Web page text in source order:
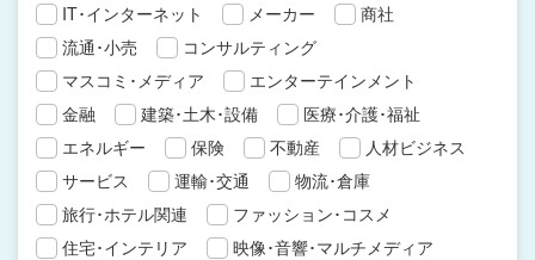
IT･インターネット
メーカー
商社
流通･小売
コンサルティング
マスコミ･メディア
エンターテインメント
金融
建築･土木･設備
医療･介護･福祉
エネルギー
保険 不動産
人材ビジネス
サービス
運輸･交通
物流･倉庫
旅行･ホテル関連
ファッション･コスメ
住宅･インテリア
映像･音響･マルチメディア